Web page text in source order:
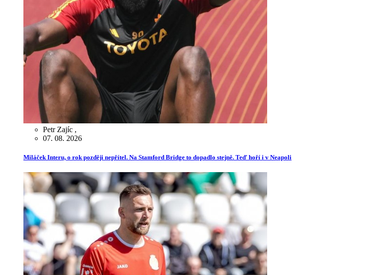
Petr Zajíc ,
07. 08. 2026
Miláček Interu, o rok později nepřítel. Na Stamford Bridge to dopadlo stejně. Teď hoří i v Neapoli